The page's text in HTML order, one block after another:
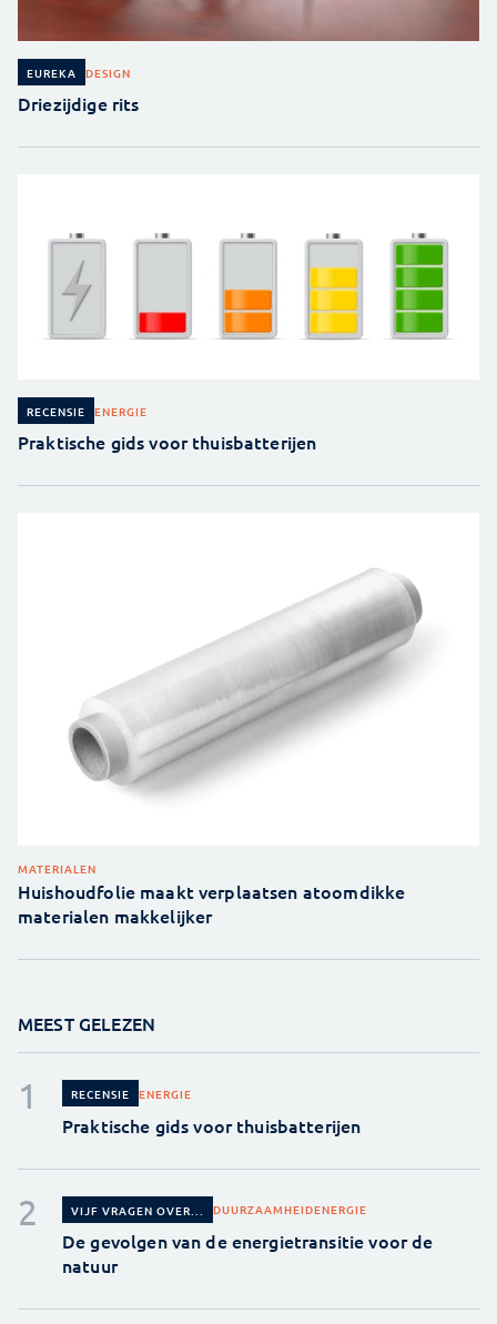
EUREKA DESIGN
Driezijdige rits
RECENSIE ENERGIE
Praktische gids voor thuisbatterijen
MATERIALEN
Huishoudfolie maakt verplaatsen atoomdikke
materialen makkelijker
MEEST GELEZEN
RECENSIE ENERGIE
Praktische gids voor thuisbatterijen
VIJF VRAGEN OVER... DUURZAAMHEIDENERGIE
De gevolgen van de energietransitie voor de
natuur